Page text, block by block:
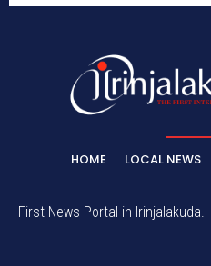
HOME LOCAL NEWS
First News Portal in Irinjalakuda.